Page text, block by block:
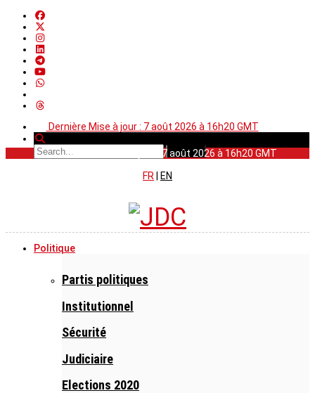
Dernière Mise à jour : 7 août 2026 à 16h20 GMT
Dernière Mise à jour : 7 août 2026 à 16h20 GMT
FR
EN
Politique
Partis politiques
Institutionnel
Sécurité
Judiciaire
Elections 2020